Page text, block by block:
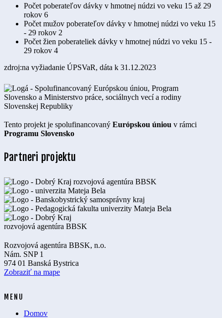
Počet poberateľov dávky v hmotnej núdzi vo veku 15 až 29
rokov 6
Počet mužov poberateľov dávky v hmotnej núdzi vo veku 15
- 29 rokov 2
Počet žien poberateliek dávky v hmotnej núdzi vo veku 15 -
29 rokov 4
zdroj:na vyžiadanie ÚPSVaR, dáta k 31.12.2023
Tento projekt je spolufinancovaný Európskou úniou v rámci
Programu Slovensko
Partneri projektu
Rozvojová agentúra BBSK, n.o.
Nám. SNP 1
974 01 Banská Bystrica
Zobraziť na mape
MENU
Domov